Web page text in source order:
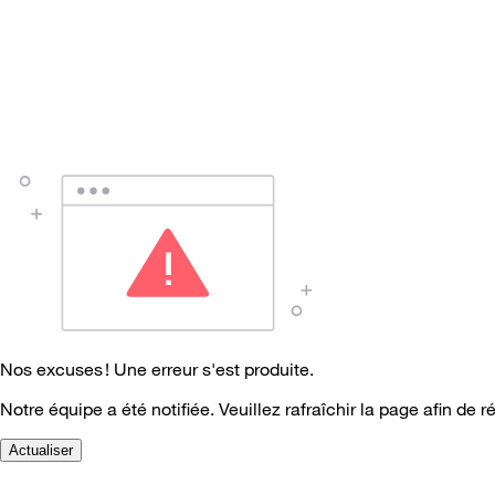
Nos excuses ! Une erreur s'est produite.
Notre équipe a été notifiée. Veuillez rafraîchir la page afin de
Actualiser